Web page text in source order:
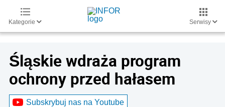
Kategorie Serwisy
Śląskie wdraża program
ochrony przed hałasem
Subskrybuj nas na Youtube